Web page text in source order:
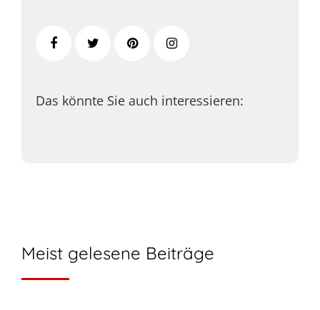
Das könnte Sie auch interessieren:
Meist gelesene Beiträge